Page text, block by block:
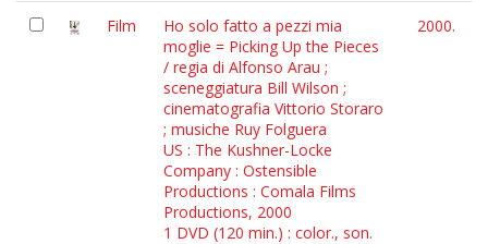
Film
Ho solo fatto a pezzi mia
moglie = Picking Up the Pieces
/ regia di Alfonso Arau ;
sceneggiatura Bill Wilson ;
cinematografia Vittorio Storaro
; musiche Ruy Folguera
US : The Kushner-Locke
Company : Ostensible
Productions : Comala Films
Productions, 2000
1 DVD (120 min.) : color., son.
2000.